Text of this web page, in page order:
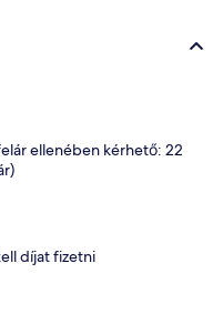
ellenében kérhető: 22
díjat fizetni